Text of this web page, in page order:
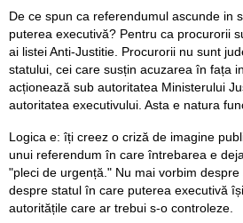
De ce spun ca referendumul ascunde in
puterea executivă? Pentru ca procurorii
ai listei Anti-Justitie. Procurorii nu sunt
statului, cei care susțin acuzarea în fața
acționează sub autoritatea Ministerului
autoritatea executivului. Asta e natura
Logica e: îți creez o criză de imagine
unui referendum în care întrebarea e
"pleci de urgență." Nu mai vorbim
despre statul în care puterea executivă
autoritățile care ar trebui s-o controleze.